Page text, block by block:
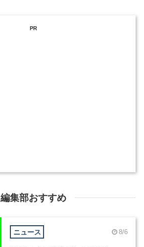
PR
編集部おすすめ
ニュース 8/6